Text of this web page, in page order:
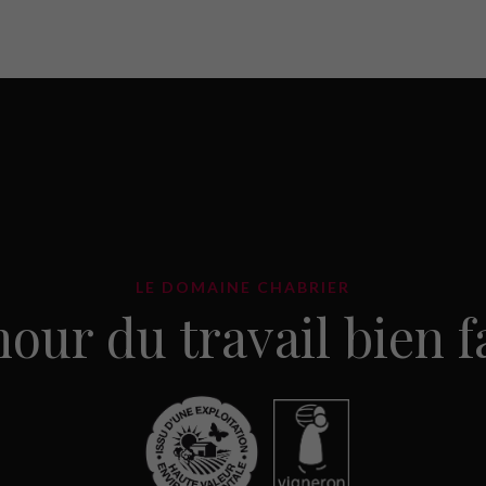
LE DOMAINE CHABRIER
du travail bien